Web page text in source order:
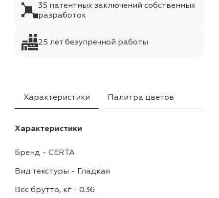
35 патентных заключений собственных
разработок
25 лет безупречной работы
Характеристики Палитра цветов
Характеристики
Бренд - CERTA
Вид текстуры - Гладкая
Вес брутто, кг - 0.36